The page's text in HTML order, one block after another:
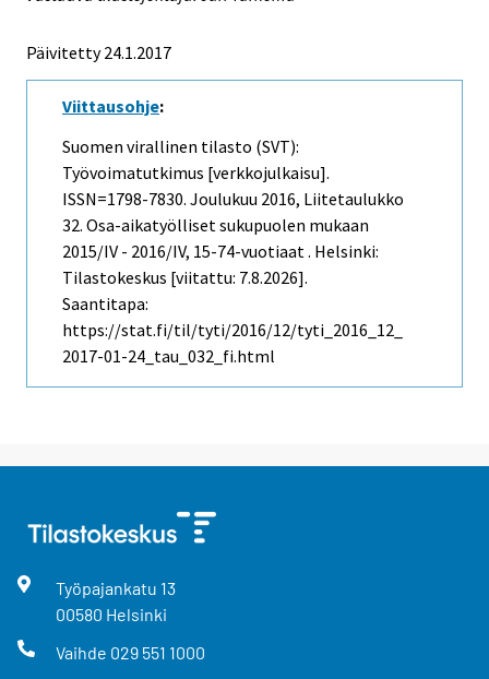
Päivitetty 24.1.2017
Viittausohje:
Suomen virallinen tilasto (SVT):
Työvoimatutkimus [verkkojulkaisu].
ISSN=1798-7830. Joulukuu 2016, Liitetaulukko
32. Osa-aikatyölliset sukupuolen mukaan
2015/IV - 2016/IV, 15-74-vuotiaat . Helsinki:
Tilastokeskus [viitattu: 7.8.2026].
Saantitapa:
https://stat.fi/til/tyti/2016/12/tyti_2016_12_
2017-01-24_tau_032_fi.html
Työpajankatu 13
00580 Helsinki
Vaihde 029 551 1000